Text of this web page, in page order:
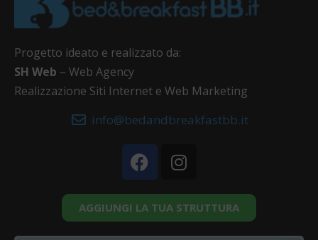
Progetto ideato e realizzato da:
SH Web – Web Agency
Realizzazione Siti Internet e Web Marketing
info@bedandbreakfastbb.it
AGGIUNGI LA TUA STRUTTURA